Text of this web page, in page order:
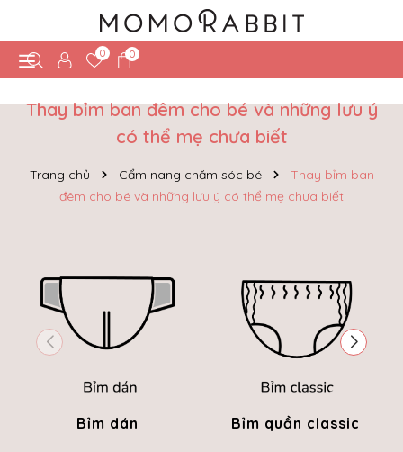
0 0
Thay bỉm ban đêm cho bé và những lưu ý
có thể mẹ chưa biết
Trang chủ Cẩm nang chăm sóc bé
Thay bỉm ban
đêm cho bé và những lưu ý có thể mẹ chưa biết
Bỉm dán Bỉm quần classic